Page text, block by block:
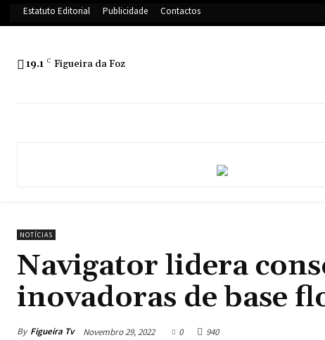
Estatuto Editorial Publicidade Contactos
19.1 C Figueira da Foz
NOTÍCIAS
Navigator lidera
inovadoras de base
By Figueira Tv Novembro 29, 2022 0 940